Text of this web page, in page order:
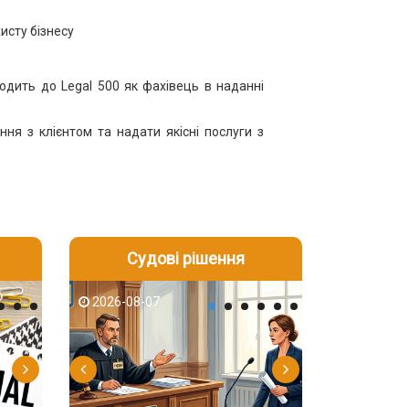
бізнесу
до Legal 500 як фахівець в наданні
з клієнтом та надати якісні послуги з
2026-08-06 2026-08-05
2026-08-04 2026-08-04
2026-08-07 2026-08-06
Судові рішення
2026-08-07